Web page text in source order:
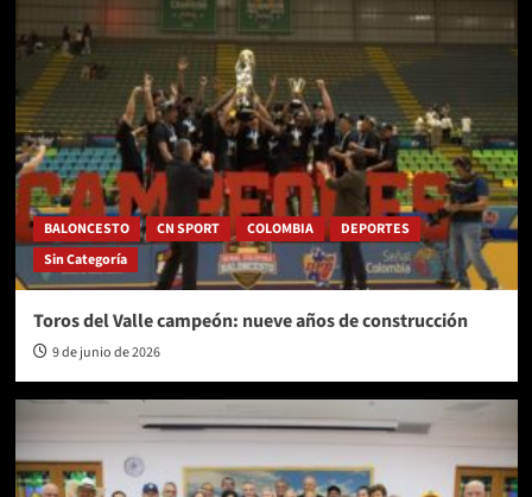
BALONCESTO CN SPORT COLOMBIA
DEPORTES
Sin Categoría
Toros del Valle campeón: nueve años de construcción
9 de junio de 2026